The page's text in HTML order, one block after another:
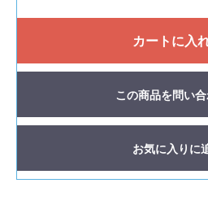
カートに入
この商品を問い
お気に入りに